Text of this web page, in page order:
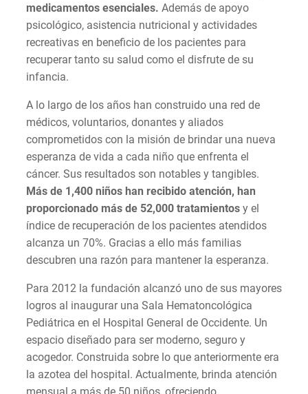
medicamentos esenciales. Además de apoyo
psicológico, asistencia nutricional y actividades
recreativas en beneficio de los pacientes para
recuperar tanto su salud como el disfrute de su
infancia.
A lo largo de los años han construido una red de
médicos, voluntarios, donantes y aliados
comprometidos con la misión de brindar una nueva
esperanza de vida a cada niño que enfrenta el
cáncer. Sus resultados son notables y tangibles.
Más de 1,400 niños han recibido atención, han
proporcionado más de 52,000 tratamientos y el
índice de recuperación de los pacientes atendidos
alcanza un 70%. Gracias a ello más familias
descubren una razón para mantener la esperanza.
Para 2012 la fundación alcanzó uno de sus mayores
logros al inaugurar una Sala Hematoncológica
Pediátrica en el Hospital General de Occidente. Un
espacio diseñado para ser moderno, seguro y
acogedor. Construida sobre lo que anteriormente era
la azotea del hospital. Actualmente, brinda atención